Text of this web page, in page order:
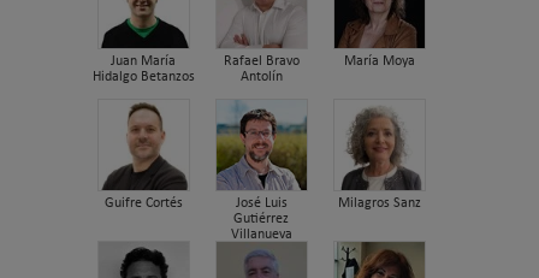
Juan María
Hidalgo Betanzos
Rafael Bravo
Antolín
María Moya
Guifre Cortés
José Luis
Gutiérrez
Villanueva
Milagros Sanz